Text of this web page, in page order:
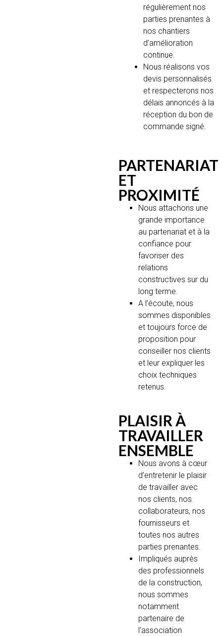
régulièrement nos
parties prenantes à
nos chantiers
d’amélioration
continue.
Nous réalisons vos
devis personnalisés
et respecterons nos
délais annoncés à la
réception du bon de
commande signé.
PARTENARIAT
ET
PROXIMITÉ
Nous attachons une
grande importance
au partenariat et à la
confiance pour
favoriser des
relations
constructives sur du
long terme.
A l’écoute, nous
sommes disponibles
et toujours force de
proposition pour
conseiller nos clients
et leur expliquer les
choix techniques
retenus.
PLAISIR À
TRAVAILLER
ENSEMBLE
Nous avons à cœur
d’entretenir le plaisir
de travailler avec
nos clients, nos
collaborateurs, nos
fournisseurs et
toutes nos autres
parties prenantes.
Impliqués auprès
des professionnels
de la construction,
nous sommes
notamment
partenaire de
l’association